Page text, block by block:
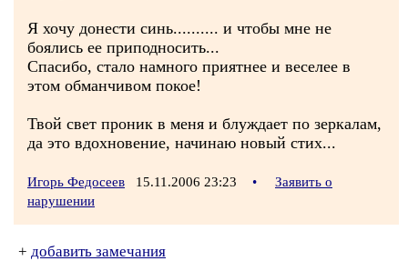
Я хочу донести синь.......... и чтобы мне не
боялись ее приподносить...
Спасибо, стало намного приятнее и веселее в
этом обманчивом покое!
Твой свет проник в меня и блуждает по зеркалам,
да это вдохновение, начинаю новый стих...
Игорь Федосеев 15.11.2006 23:23 •
Заявить о
нарушении
+ добавить замечания